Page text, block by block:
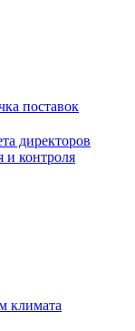
поставок
директоров
и контроля
климата